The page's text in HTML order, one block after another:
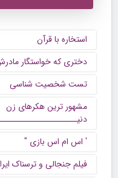
استخاره با قرآن
دختری که خواستگار
تست شخصیت شناسی
مشهور ترین هکرهای زن
' اس ام اس بازی "
فیلم جنجالی و ترسناک